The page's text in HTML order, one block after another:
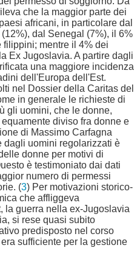
che la maggior parte dei
africani, in particolare dal
dal Senegal (7%), il 6%
mentre il 4% dei
Ex Jugoslavia. A partire dagli
una maggiore incidenza
dell'Europa dell'Est.
nel Dossier della Caritas del
in generale le richieste di
gli uomini, che le donne,
diviso fra donne e
di Massimo Carfagna
dagli uomini regolarizzati è
donne per motivi di
è testimoniato dai dati
numero di permessi
(3) Per motivazioni storico-
che affliggeva
la guerra nella ex-Jugoslavia
si rese quasi subito
predisposto nel corso
sufficiente per la gestione